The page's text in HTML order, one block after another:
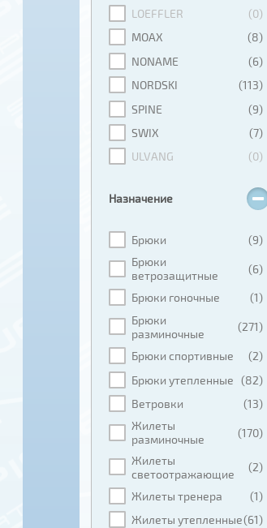
LOEFFLER
(0)
MOAX
(8)
NONAME
(6)
NORDSKI
(113)
SPINE
(9)
SWIX
(7)
ULVANG
(0)
Назначение
Брюки
(9)
Брюки
ветрозащитные
(6)
Брюки гоночные
(1)
Брюки
разминочные
(271)
Брюки спортивные
(2)
Брюки утепленные (82)
Ветровки
(13)
Жилеты
разминочные
(170)
Жилеты
светоотражающие
(2)
Жилеты тренера
(1)
Жилеты утепленные(61)